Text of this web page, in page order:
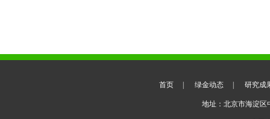
首页 |绿金动态 |研究成
地址：北京市海淀区